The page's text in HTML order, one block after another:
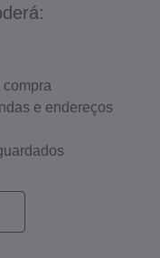
e endereços